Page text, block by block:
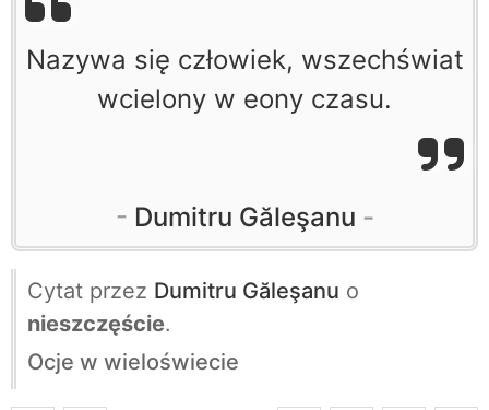
Nazywa się człowiek, wszechświat
wcielony w eony czasu.
Dumitru Găleşanu
Cytat przez Dumitru Găleşanu o
nieszczęście.
Ocje w wieloświecie